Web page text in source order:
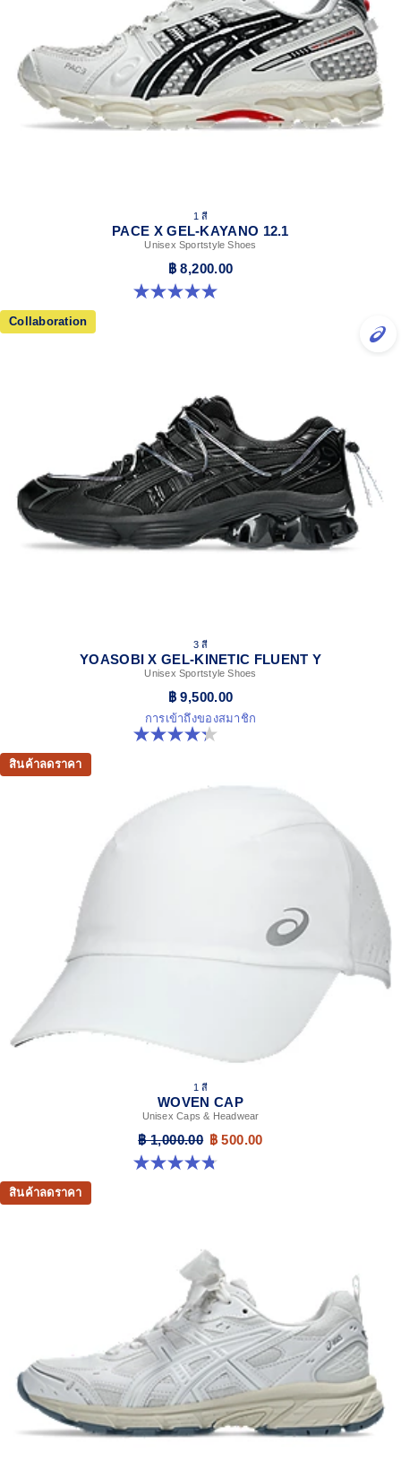
1 สี
PACE X GEL-KAYANO 12.1
Unisex Sportstyle Shoes
฿ 8,200.00
5.0 จาก 5 ดาว 3 รีวิว
Collaboration
3 สี
YOASOBI X GEL-KINETIC FLUENT Y
Unisex Sportstyle Shoes
฿ 9,500.00
การเข้าถึงของสมาชิก
4.3 จาก 5 ดาว 15 รีวิว
สินค้าลดราคา
1 สี
WOVEN CAP
Unisex Caps & Headwear
฿ 1,000.00 ฿ 500.00
4.8 จาก 5 ดาว 4 รีวิว
สินค้าลดราคา